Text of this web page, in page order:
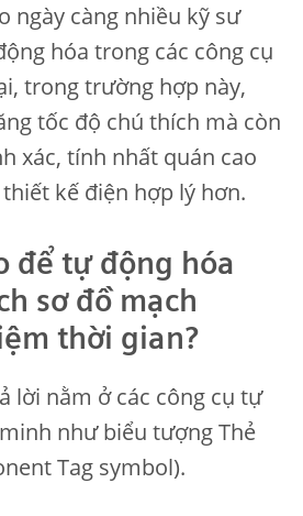
ngày càng nhiều kỹ sư
hóa trong các công cụ
trong trường hợp này,
tốc độ chú thích mà còn
xác, tính nhất quán cao
kế điện hợp lý hơn.
để tự động hóa
sơ đồ mạch
thời gian?
lời nằm ở các công cụ tự
như biểu tượng Thẻ
Tag symbol).